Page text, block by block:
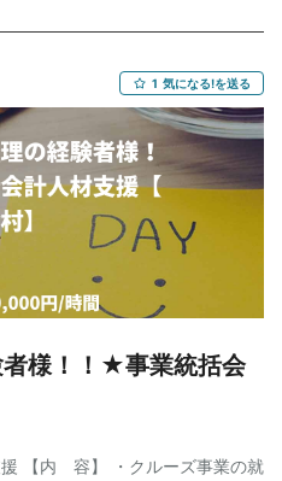
） 【期間】2025年8月1日～（長
トレスなく対応できる方 ・受け
対応ができる方 【希望年齢】特
・経験重視） 【金額】35～45万
確認中 【商流】元請→上位 【サ
外 国 籍】不可 【備考】PC貸与
1 気になる!を送る
様！！★事業統括会
援 【内 容】 ・クルーズ事業の就